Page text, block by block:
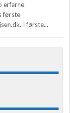
erfarne
første
I første...